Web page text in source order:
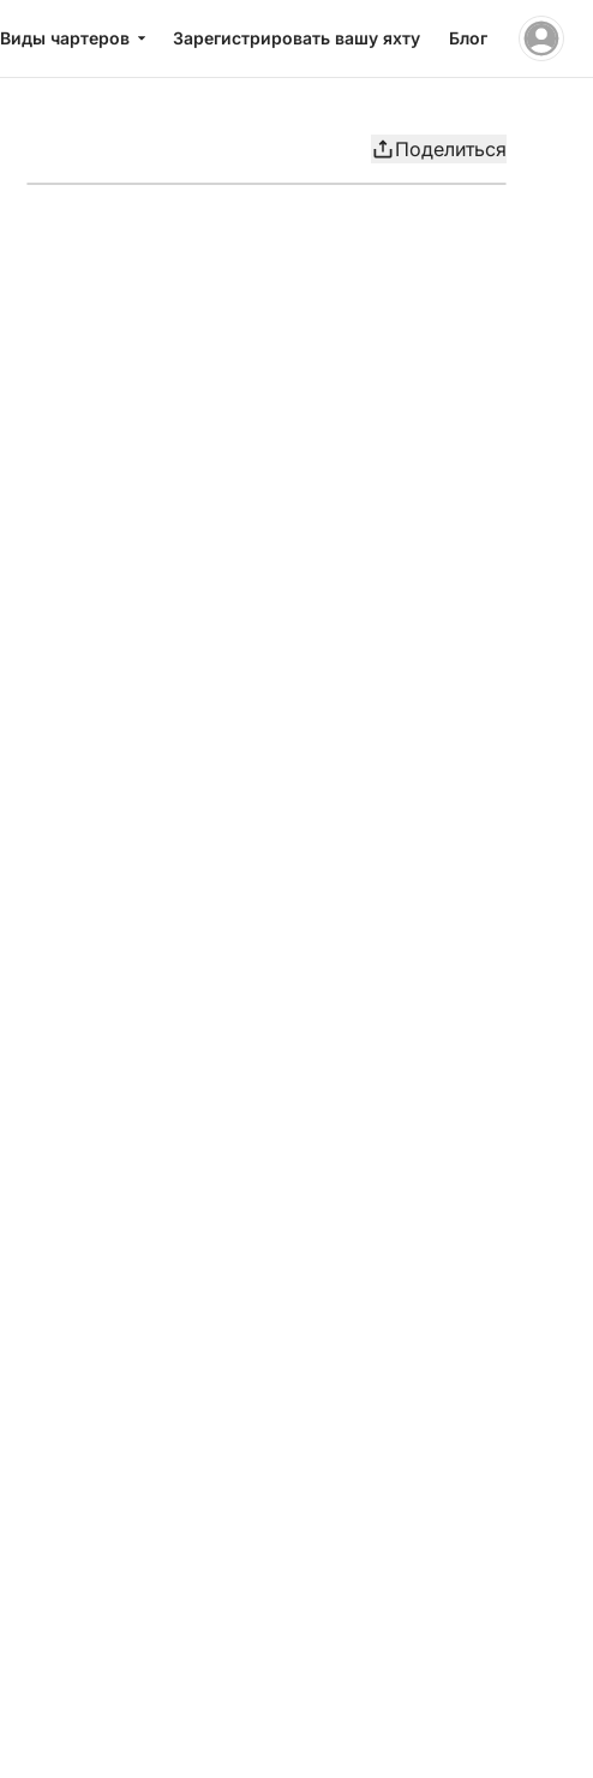
Виды чартеров Зарегистрировать вашу яхту Блог
Поделиться